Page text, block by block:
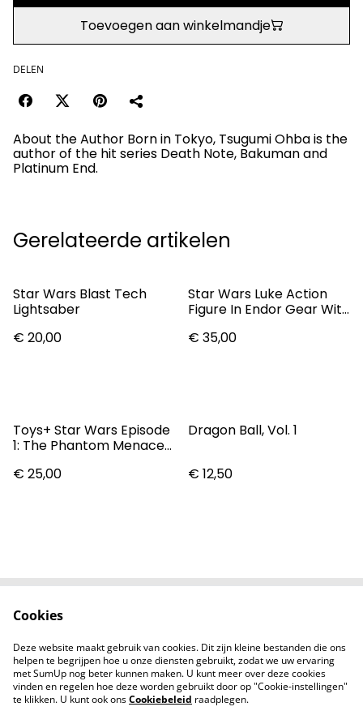
Toevoegen aan winkelmandje
DELEN
About the Author Born in Tokyo, Tsugumi Ohba is the
author of the hit series Death Note, Bakuman and
Platinum End.
Gerelateerde artikelen
Star Wars Blast Tech
Lightsaber
€ 20,00
Star Wars Luke Action
Figure In Endor Gear With
€ 35,00
Toys+ Star Wars Episode
1: The Phantom Menace
Bank
€ 25,00
Dragon Ball, Vol. 1
€ 12,50
Privacybeleid
Cookiebeleid
Nieuwsberichten
Cookies
Deze website maakt gebruik van cookies. Dit zijn kleine bestanden die ons
helpen te begrijpen hoe u onze diensten gebruikt, zodat we uw ervaring
met SumUp nog beter kunnen maken. U kunt meer over deze cookies
vinden en regelen hoe deze worden gebruikt door op "Cookie-instellingen"
te klikken. U kunt ook onsCookiebeleid raadplegen.